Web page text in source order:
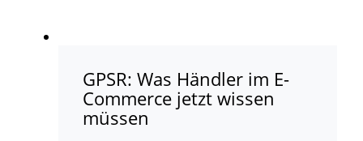
GPSR: Was Händler im E-
Commerce jetzt wissen
müssen